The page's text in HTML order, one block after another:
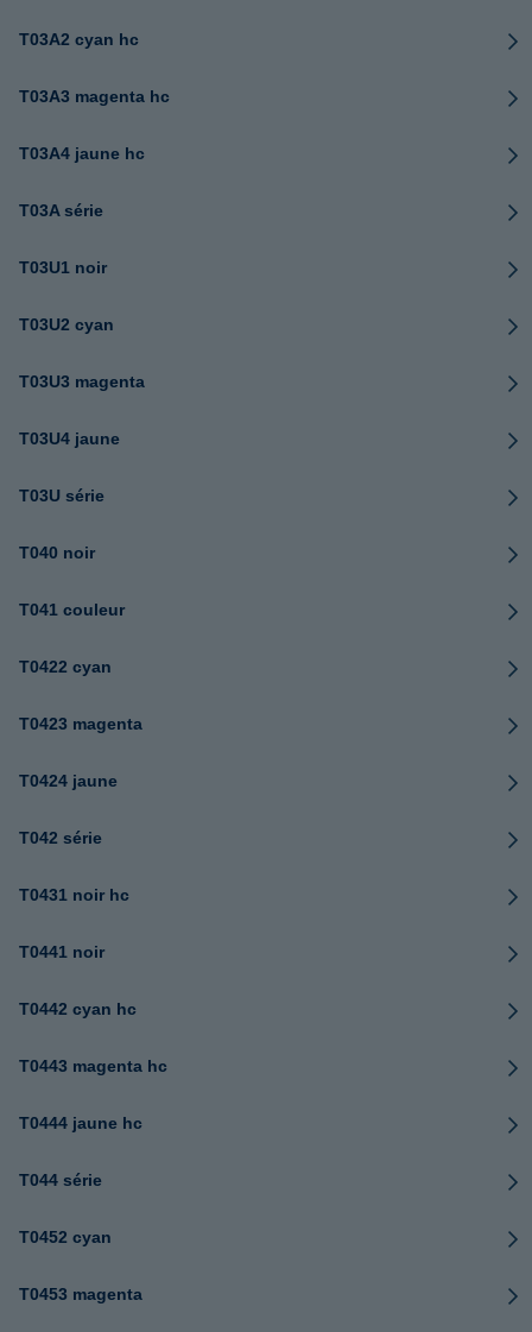
T03A2 cyan hc
T03A3 magenta hc
T03A4 jaune hc
T03A série
T03U1 noir
T03U2 cyan
T03U3 magenta
T03U4 jaune
T03U série
T040 noir
T041 couleur
T0422 cyan
T0423 magenta
T0424 jaune
T042 série
T0431 noir hc
T0441 noir
T0442 cyan hc
T0443 magenta hc
T0444 jaune hc
T044 série
T0452 cyan
T0453 magenta